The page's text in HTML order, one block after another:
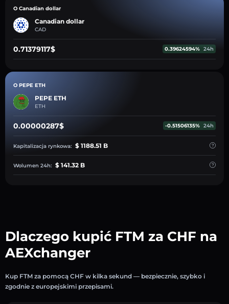
O Canadian dollar
Canadian dollar
CAD
0.71379117$ 0.39624594% 24h
O PEPE ETH
PEPE ETH
ETH
0.00000287$ -0.51506135% 24h
Kapitalizacja rynkowa: $ 1188.51 B
Wolumen 24h: $ 141.32 B
Dlaczego kupić FTM za CHF na
AEXchanger
Kup FTM za pomocą CHF w kilka sekund — bezpiecznie, szybko i
zgodnie z europejskimi przepisami.